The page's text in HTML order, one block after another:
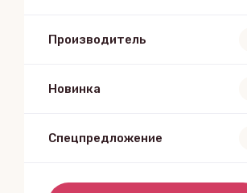
Производитель
Новинка
Спецпредложение